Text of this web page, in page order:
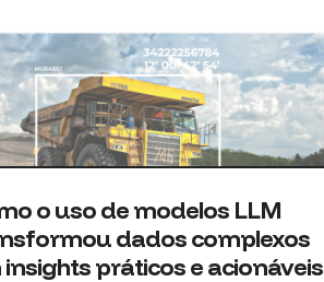
o uso de modelos LLM
dados complexos
insights práticos e acionáveis